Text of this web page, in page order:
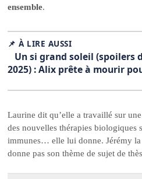
ensemble.
📌 À LIRE AUSSI
Un si grand soleil (spoilers
2025) : Alix prête à mourir
Laurine dit qu’elle a travaillé sur
des nouvelles thérapies biologiques
immunes… elle lui donne. Jérémy
donne pas son thème de sujet de